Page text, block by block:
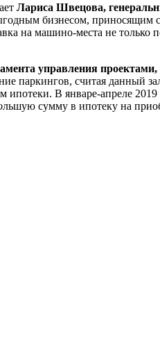
Лариса Швецова,
бизнесом,
на машино-места не только
управления
паркингов, считая данный
В январе-апреле 2019
льшую сумму в ипотеку на